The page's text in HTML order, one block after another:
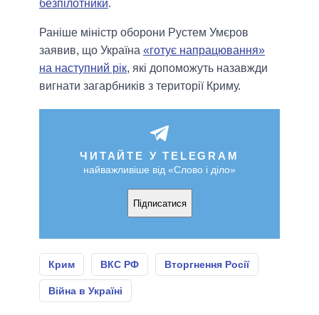
безпілотники.
Раніше міністр оборони Рустем Умєров
заявив, що Україна «готує напрацювання»
на наступний рік, які допоможуть назавжди
вигнати загарбників з території Криму.
ЧИТАЙТЕ У TELEGRAM
найважливіше від «Слово і діло»
Підписатися
Крим ВКС РФ Вторгнення Росії
Війна в Україні